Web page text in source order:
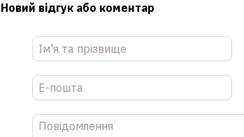
Новий відгук або коментар